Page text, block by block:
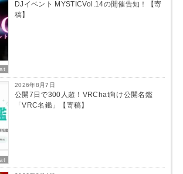
チャルイベントを楽しめるサービスで
るアーティスト達の世界を、目の前で